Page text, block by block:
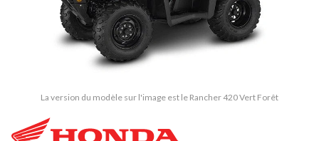
La version du modèle sur l'image est le Rancher 420 Vert Forêt